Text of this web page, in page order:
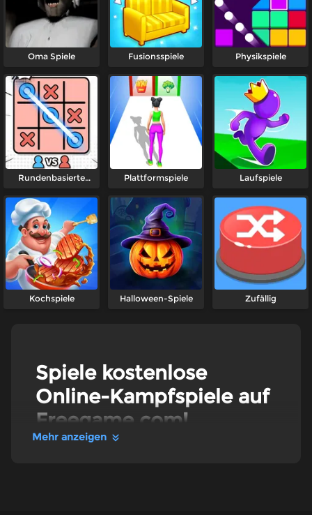
Oma Spiele Fusionsspiele Physikspiele
Rundenbasierte
Plattformspiele Laufspiele
Kochspiele Halloween-Spiele Zufällig
Spiele kostenlose
Online-Kampfspiele auf
Freegame.com!
Mehr anzeigen